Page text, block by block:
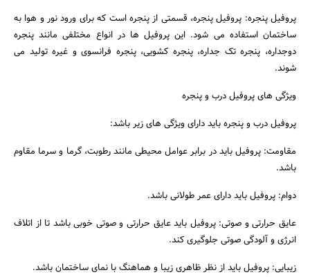
پروفیل پنجره: پروفیل پنجره، قسمتی از پنجره است که برای ورود نور و هوا به
ساختمان استفاده می شود. این پروفیل ها در انواع مختلفی مانند پنجره
دوجداره، پنجره تک جداره، پنجره کشویی، پنجره فرانسوی و غیره تولید می
شوند.
ویژگی های پروفیل درب و پنجره
پروفیل درب و پنجره باید دارای ویژگی های زیر باشد:
مقاومت: پروفیل باید در برابر عوامل محیطی مانند رطوبت، گرما و سرما مقاوم
باشد.
دوام: پروفیل باید دارای عمر طولانی باشد.
عایق حرارتی و صوتی: پروفیل باید عایق حرارتی و صوتی خوبی باشد تا از اتلاف
انرژی و آلودگی صوتی جلوگیری کند.
زیبایی: پروفیل باید از نظر ظاهری زیبا و هماهنگ با نمای ساختمان باشد.